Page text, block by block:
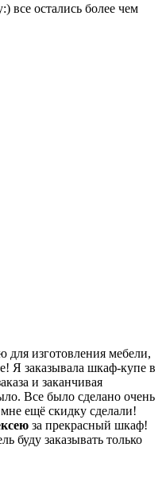
все остались более чем
изготовления мебели,
Я заказывала шкаф-купе в
и заканчивая
Все было сделано очень
ещё скидку сделали!
за прекрасный шкаф!
буду заказывать только